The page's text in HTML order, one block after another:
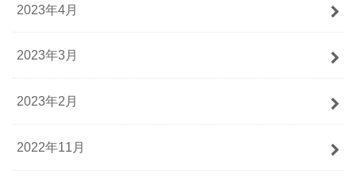
2023年4月
2023年3月
2023年2月
2022年11月